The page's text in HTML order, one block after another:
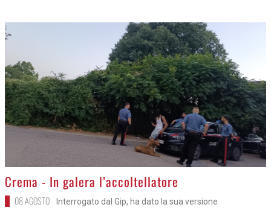
>
Crema - In galera l’accoltellatore
08 AGOSTO Interrogato dal Gip, ha dato la sua versione